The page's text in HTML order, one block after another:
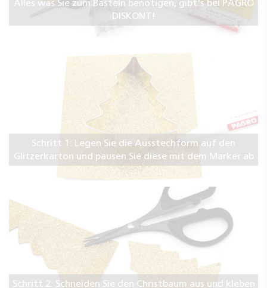
Alles was Sie zum Basteln benötigen, gibt's bei PAGRO
DISKONT!
Schritt 1: Legen Sie die Ausstechform auf den
Glitzerkarton und pausen Sie diese mit dem Marker ab
Schritt 2: Schneiden Sie den Christbaum aus und kleben